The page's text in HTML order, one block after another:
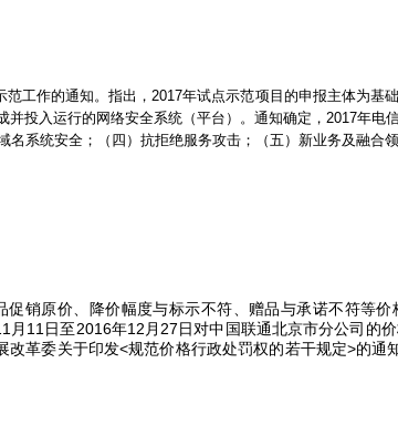
工作的通知。指出， 2017年试点示范项目的申报主体为基
投入运行的网络安全系统（平台）。通知确定， 2017年电
系统安全；（四）抗拒绝服务攻击；（五）新业务及融
销原价、降价幅度与标示不符、赠品与承诺不符等
月 11 日至2016年12 月 27日对中国联通北京市分公司的
改革委关于印发<规范价格行政处罚权的若干规定>的通